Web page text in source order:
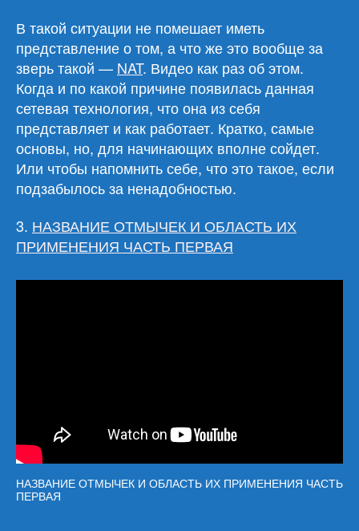
В такой ситуации не помешает иметь
представление о том, а что же это вообще за
зверь такой — NAT. Видео как раз об этом.
Когда и по какой причине появилась данная
сетевая технология, что она из себя
представляет и как работает. Кратко, самые
основы, но, для начинающих вполне сойдет.
Или чтобы напомнить себе, что это такое, если
подзабылось за ненадобностью.
3. НАЗВАНИЕ ОТМЫЧЕК И ОБЛАСТЬ ИХ
ПРИМЕНЕНИЯ ЧАСТЬ ПЕРВАЯ
НАЗВАНИЕ ОТМЫЧЕК И ОБЛАСТЬ ИХ ПРИМЕНЕНИЯ ЧАСТЬ
ПЕРВАЯ